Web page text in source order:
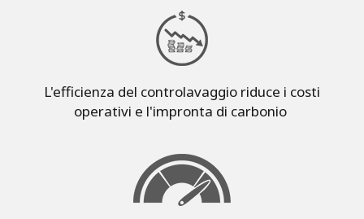
L'efficienza del controlavaggio riduce i costi
operativi e l'impronta di carbonio